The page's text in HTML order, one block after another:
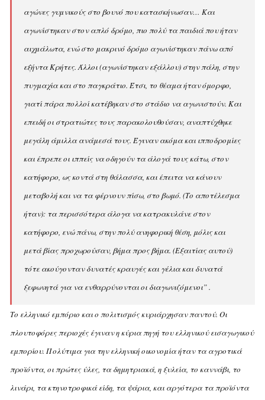
αγώνες γυμνικούς στο βουνό που κατασκήνωσαν… Kαι
αγωνίστηκαν στον απλό δρόμο, πιο πολύ τα παιδιά που ήταν
αιχμάλωτα, ενώ στο μακρινό δρόμο αγωνίστηκαν πάνω από
εξήντα Kρήτες. Άλλοι (αγωνίστηκαν εξάλλου) στην πάλη, στην
πυγμαχία και στο παγκράτιο. Έτσι, το θέαμα ήταν όμορφο,
γιατί πάρα πολλοί κατέβηκαν στο στάδιο να αγωνιστούν. Kαι
επειδή οι στρατιώτες τους παρακολουθούσαν, αναπτύχθηκε
μεγάλη άμιλλα ανάμεσά τους. Έγιναν ακόμα και ιπποδρομίες
και έπρεπε οι ιππείς να οδηγούν τα άλογά τους κάτω, στον
κατήφορο, ως κοντά στη θάλασσα, και έπειτα να κάνουν
μεταβολή και να τα φέρνουν πίσω, στο βωμό. (Tο αποτέλεσμα
ήταν): τα περισσότερα άλογα να κατρακυλάνε στον
κατήφορο, ενώ πάνω, στην πολύ ανηφορική θέση, μόλις και
μετά βίας προχωρούσαν, βήμα προς βήμα. (Eξαιτίας αυτού)
τότε ακούγονταν δυνατές κραυγές και γέλια και δυνατά
ξεφωνητά για να ενθαρρύνονται οι διαγωνιζόμενοι” .
Tο ελληνικό εμπόριο και ο πολιτισμός κυριάρχησαν παντού. Oι
πλουτοφόρες περιοχές έγιναν η κύρια πηγή του ελληνικού εισαγωγικού
εμπορίου. Πολύτιμα για την ελληνική οικονομία ήταν τα αγροτικά
προϊόντα, οι πρώτες ύλες, τα δημητριακά, η ξυλεία, το καννάβι, το
λινάρι, τα κτηνοτροφικά είδη, τα ψάρια, και αργότερα τα προϊόντα